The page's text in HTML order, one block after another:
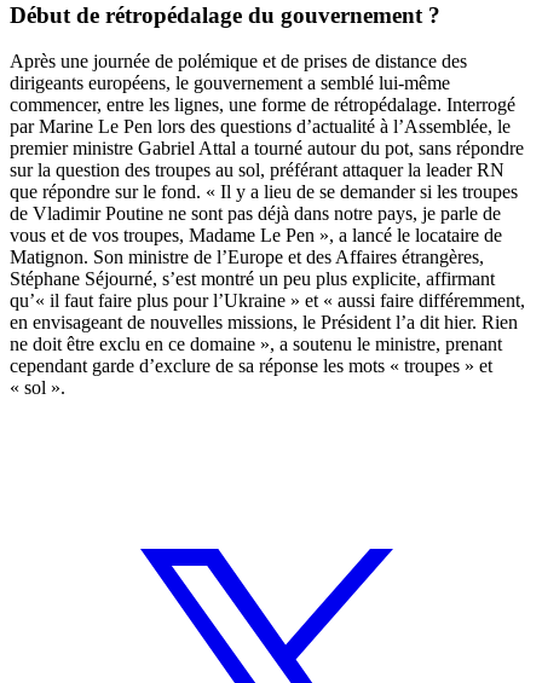
Début de rétropédalage du gouvernement ?
Après une journée de polémique et de prises de distance des
dirigeants européens, le gouvernement a semblé lui-même
commencer, entre les lignes, une forme de rétropédalage. Interrogé
par Marine Le Pen lors des questions d’actualité à l’Assemblée, le
premier ministre Gabriel Attal a tourné autour du pot, sans répondre
sur la question des troupes au sol, préférant attaquer la leader RN
que répondre sur le fond. « Il y a lieu de se demander si les troupes
de Vladimir Poutine ne sont pas déjà dans notre pays, je parle de
vous et de vos troupes, Madame Le Pen », a lancé le locataire de
Matignon. Son ministre de l’Europe et des Affaires étrangères,
Stéphane Séjourné, s’est montré un peu plus explicite, affirmant
qu’« il faut faire plus pour l’Ukraine » et « aussi faire différemment,
en envisageant de nouvelles missions, le Président l’a dit hier. Rien
ne doit être exclu en ce domaine », a soutenu le ministre, prenant
cependant garde d’exclure de sa réponse les mots « troupes » et
« sol ».